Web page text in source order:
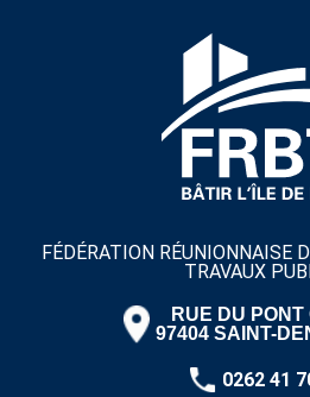
FÉDÉRATION RÉUNIONNAISE
TRAVAUX
RUE DU PONT
97404 SAINT-
0262 41